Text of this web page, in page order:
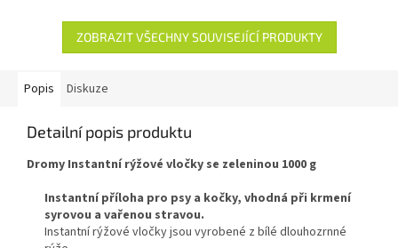
ZOBRAZIT VŠECHNY SOUVISEJÍCÍ PRODUKTY
Popis Diskuze
Detailní popis produktu
Dromy Instantní rýžové vločky se zeleninou 1000 g
Instantní příloha pro psy a kočky, vhodná při krmení
syrovou a vařenou stravou.
Instantní rýžové vločky jsou vyrobené z bílé dlouhozrnné